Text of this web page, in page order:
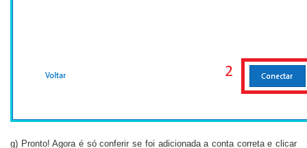
g) Pronto! Agora é só conferir se foi adicionada a conta correta e clicar